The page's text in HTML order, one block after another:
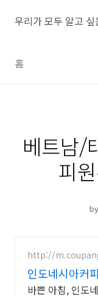
우리가 모두 알고 싶
홈
베트남/
피
http://
인도네시아커
바쁜 아침, 인도